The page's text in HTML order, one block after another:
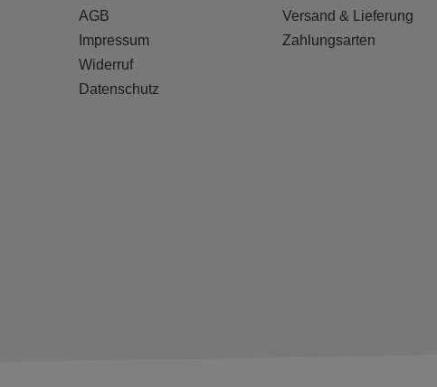
AGB
Impressum
Widerruf
Datenschutz
Versand & Lieferung
Zahlungsarten